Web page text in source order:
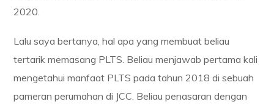
2020.
Lalu saya bertanya, hal apa yang membuat beliau
tertarik memasang PLTS. Beliau menjawab pertama kali
mengetahui manfaat PLTS pada tahun 2018 di sebuah
pameran perumahan di JCC. Beliau penasaran dengan